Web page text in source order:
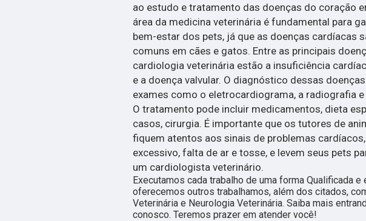
ao estudo e tratamento das doenças do coração
área da medicina veterinária é fundamental para
bem-estar dos pets, já que as doenças cardíacas
comuns em cães e gatos. Entre as principais
cardiologia veterinária estão a insuficiência
e a doença valvular. O diagnóstico dessas
exames como o eletrocardiograma, a radiografia
O tratamento pode incluir medicamentos, dieta
casos, cirurgia. É importante que os tutores de
fiquem atentos aos sinais de problemas
excessivo, falta de ar e tosse, e levem seus pets
um cardiologista veterinário.
Executamos cada trabalho de uma forma Qualificada
oferecemos outros trabalhamos, além dos citados,
Veterinária e Neurologia Veterinária. Saiba mais
conosco. Teremos prazer em atender você!